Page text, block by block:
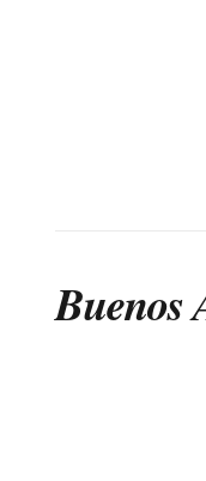
Buenos